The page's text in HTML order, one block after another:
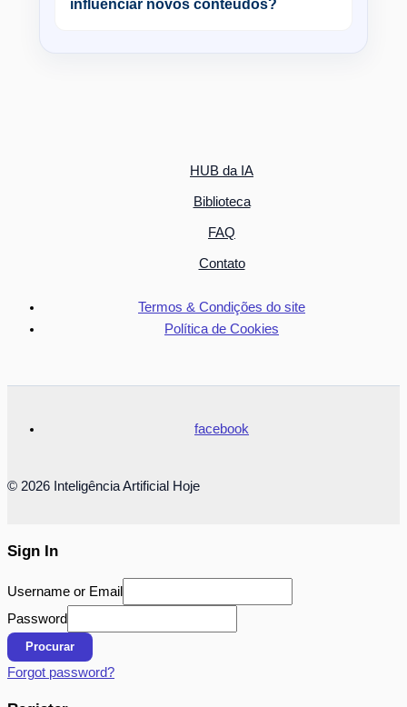
influenciar novos conteúdos?
HUB da IA
Biblioteca
FAQ
Contato
Termos & Condições do site
Política de Cookies
facebook
© 2026 Inteligência Artificial Hoje
Sign In
Username or Email
Password
Procurar
Forgot password?